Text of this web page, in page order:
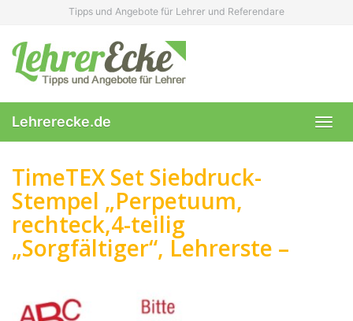
content
Tipps und Angebote für Lehrer und Referendare
Lehrerecke.de
TimeTEX Set Siebdruck-
Stempel „Perpetuum,
rechteck,4-teilig
„Sorgfältiger“, Lehrerste –